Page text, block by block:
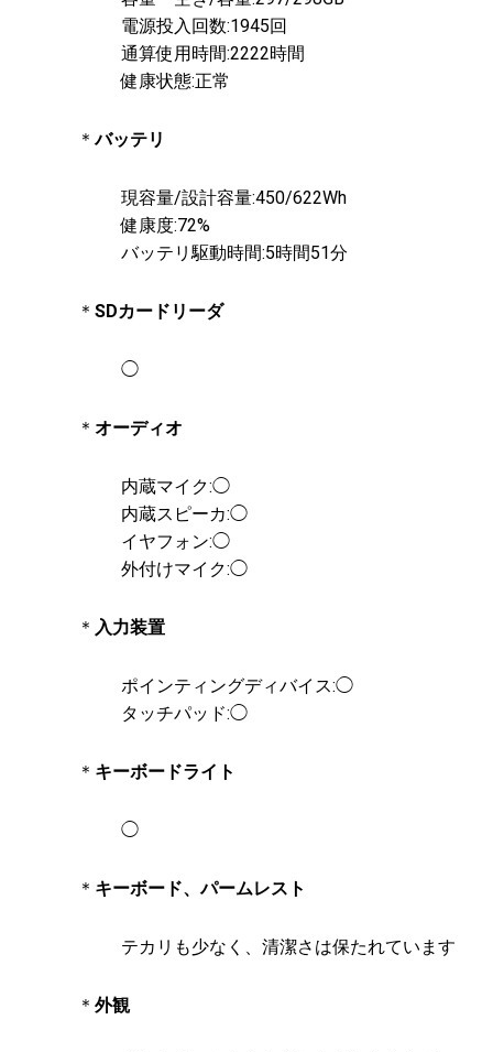
電源投入回数:1945回
通算使用時間:2222時間
健康状態:正常
＊バッテリ
現容量/設計容量:450/622Wh
健康度:72%
バッテリ駆動時間:5時間51分
＊ SDカードリーダ
◯
＊ オーディオ
内蔵マイク:◯
内蔵スピーカ:◯
イヤフォン:◯
外付けマイク:◯
＊ 入力装置
ポインティングディバイス:◯
タッチパッド:◯
＊ キーボードライト
◯
＊ キーボード、パームレスト
テカリも少なく、清潔さは保たれています
＊ 外観